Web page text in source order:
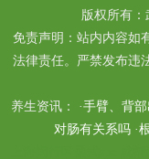
版权所有
免责声明：站内内容如
法律责任。严禁发布违
养生资讯： ·手臂、背
对肠有关系吗·